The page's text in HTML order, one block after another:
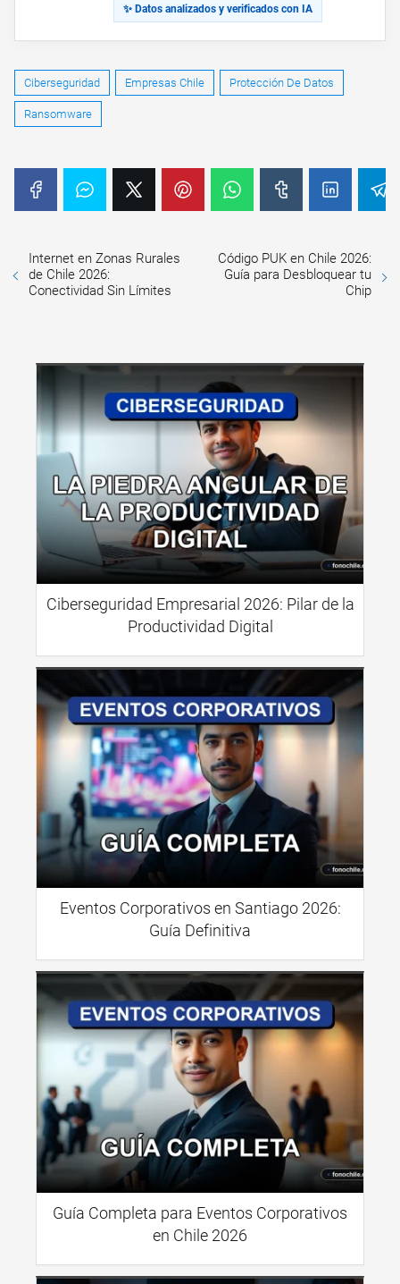
✨ Datos analizados y verificados con IA
Ciberseguridad Empresas Chile Protección De Datos
Ransomware
Internet en Zonas Rurales
de Chile 2026:
Conectividad Sin Límites
Código PUK en Chile 2026:
Guía para Desbloquear tu
Chip
Ciberseguridad Empresarial 2026: Pilar de la
Productividad Digital
Eventos Corporativos en Santiago 2026:
Guía Definitiva
Guía Completa para Eventos Corporativos
en Chile 2026